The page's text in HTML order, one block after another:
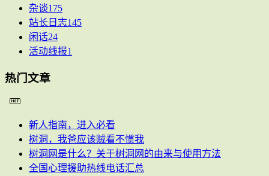
杂谈175
站长日志145
闲话24
活动线报1
热门文章
新人指南，进入必看
树洞，我爸应该贼看不惯我
树洞网是什么？关于树洞网的由来与使用方法
全国心理援助热线电话汇总